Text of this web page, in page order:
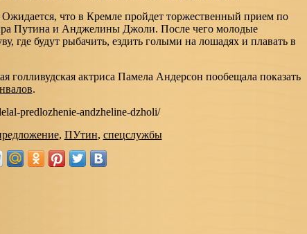
что в Кремле пройдет торжественный прием по
Путина и Анджелины Джоли. После чего молодые
где будут рыбачить, ездить голыми на лошадях и плавать в
голливудская актриса Памела Андерсон пообещала показать
.
predlozhenie-andzheline-dzholi/
, ПУтин, спецслужбы